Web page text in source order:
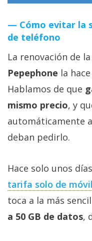
Cómo evitar la
de teléfono
La renovación de la
Pepephone la
Hablamos de que
mismo precio, y
automáticamente
deban pedirlo.
Hace solo unos
tarifa solo de
toca a la más
a 50 GB de datos,